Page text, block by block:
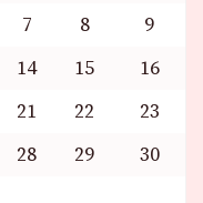
7 8
9
14 15
16
21 22
23
28 29
30